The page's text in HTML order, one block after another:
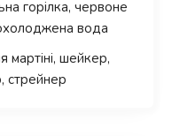
горілка, червоне
вода
мартіні, шейкер,
стрейнер